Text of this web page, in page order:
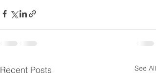
Recent Posts See All